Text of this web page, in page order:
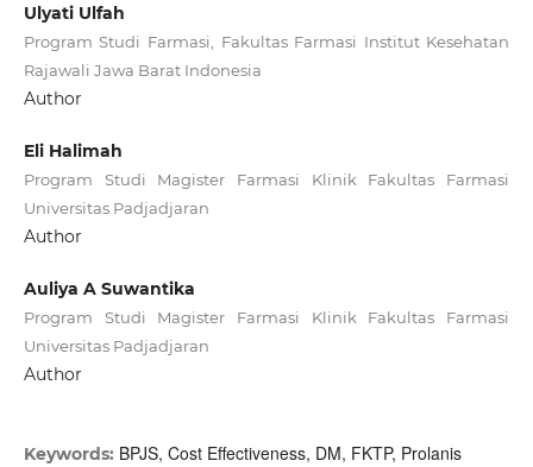
Ulyati Ulfah
Program Studi Farmasi, Fakultas Farmasi Institut Kesehatan
Rajawali Jawa Barat Indonesia
Author
Eli Halimah
Program Studi Magister Farmasi Klinik Fakultas Farmasi
Universitas Padjadjaran
Author
Auliya A Suwantika
Program Studi Magister Farmasi Klinik Fakultas Farmasi
Universitas Padjadjaran
Author
Keywords: BPJS, Cost Effectiveness, DM, FKTP, Prolanis